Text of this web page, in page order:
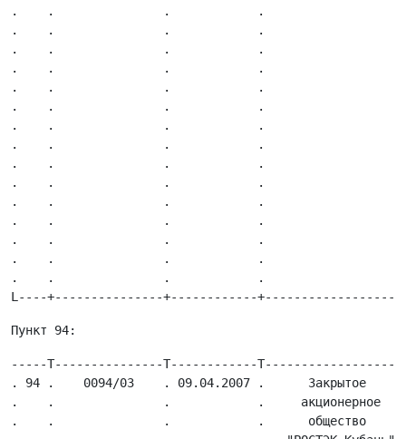
.    .               .            .
.    .               .            .
.    .               .            .
.    .               .            .
.    .               .            .
.    .               .            .
.    .               .            .
.    .               .            .
.    .               .            .
.    .               .            .
.    .               .            .
.    .               .            .
.    .               .            .
.    .               .            .                     .
.    .               .            .
-----T---------------T------------T---------------------T-------------------T---------------T-----------------T------------T---------------------T------------T------------T-----------T---------T-----------T----------.
. 94 .    0094/03    . 09.04.2007 .      Закрытое       .Местонахождение    .  2311072379   .  1032306444983  . 230801001  .    Обособленное     .  Договор   . 50 000 000 .    Нет    .   Нет   .    Нет    .   Нет    .
.    .               .            .     акционерное     .организации,       .               .                 .            .    подразделение    .поручительс-.            .           .         .           .          .
.    .               .            .      общество       .почтовый адрес:    .               .                 .            . ЗАО "РОСТЭК-Кубань" .    тва     .            .           .         .           .          .
.    .               .            .   "РОСТЭК-Кубань"   .350004,            .               .                 .            . в г. Белореченске:  .            .            .           .         .           .          .
.    .               .            .                     .г. Краснодар,      .               .                 .            .352630, Краснодарский.            .            .           .         .           .          .
.    .               .            .                     .ул. Алма-Атинская, .               .                 .            .        край,        .            .            .           .         .           .          .
.    .               .            .                     .д. 148;            .               .                 .            .   г. Белореченск,   .            .            .           .         .           .          .
.    .               .            .                     .тел. (8612)  75  93.               .                 .            .  ул. Промышленная,  .            .            .           .         .           .          .
.    .               .            .                     .55,                .               .                 .            .       д. 56;        .            .            .           .         .           .          .
.    .               .            .